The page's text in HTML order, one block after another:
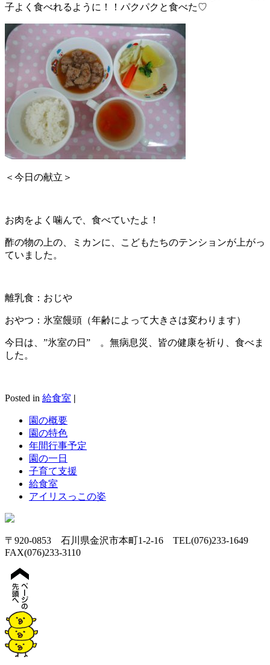
子よく食べれるように！！パクパクと食べた♡
＜今日の献立＞
お肉をよく噛んで、食べていたよ！
酢の物の上の、ミカンに、こどもたちのテンションが上がっ
ていました。
離乳食：おじや
おやつ：氷室饅頭（年齢によって大きさは変わります）
今日は、”氷室の日” 。無病息災、皆の健康を祈り、食べま
した。
Posted in 給食室 |
園の概要
園の特色
年間行事予定
園の一日
子育て支援
給食室
アイリスっこの姿
〒920-0853 石川県金沢市本町1-2-16 TEL(076)233-1649
FAX(076)233-3110